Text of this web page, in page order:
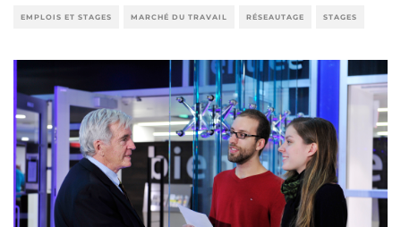
EMPLOIS ET STAGES MARCHÉ DU TRAVAIL RÉSEAUTAGE STAGES